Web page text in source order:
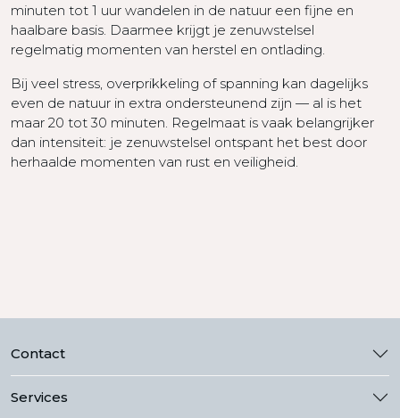
minuten tot 1 uur wandelen in de natuur een fijne en
haalbare basis. Daarmee krijgt je zenuwstelsel
regelmatig momenten van herstel en ontlading.
Bij veel stress, overprikkeling of spanning kan dagelijks
even de natuur in extra ondersteunend zijn — al is het
maar 20 tot 30 minuten. Regelmaat is vaak belangrijker
dan intensiteit: je zenuwstelsel ontspant het best door
herhaalde momenten van rust en veiligheid.
Contact
Services